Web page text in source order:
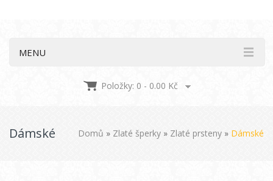
MENU
Položky: 0 - 0.00 Kč
Dámské Domů » Zlaté šperky » Zlaté prsteny » Dámské